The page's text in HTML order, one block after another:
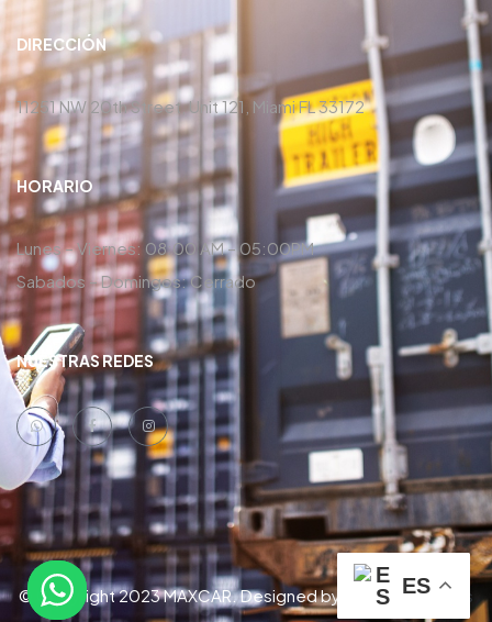
DIRECCIÓN
11251 NW 20th Street, Unit 121, Miami FL 33172
HORARIO
Lunes – Viernes: 08:00 AM – 05:00PM
Sabados – Domingos: Cerrado
NUESTRAS REDES
© Copyright 2023 MAXCAR. Designed by Danny Contreras
ES